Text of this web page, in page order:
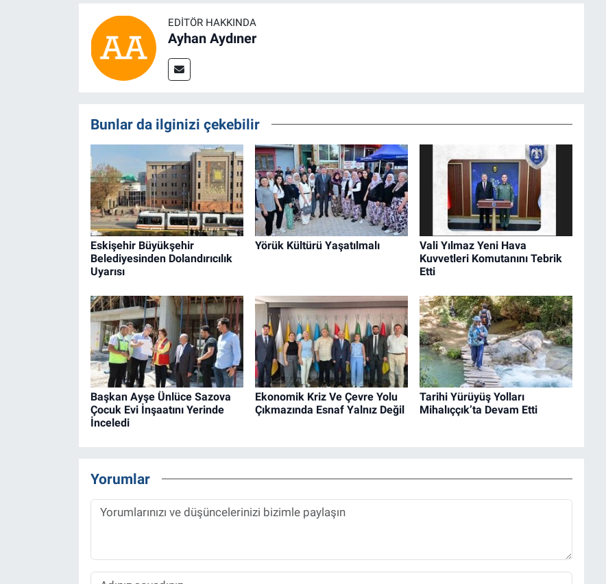
EDITÖR HAKKINDA
Ayhan Aydıner
Bunlar da ilginizi çekebilir
Eskişehir Büyükşehir
Belediyesinden Dolandırıcılık
Uyarısı
Yörük Kültürü Yaşatılmalı
Vali Yılmaz Yeni Hava
Kuvvetleri Komutanını Tebrik
Etti
Başkan Ayşe Ünlüce Sazova
Çocuk Evi İnşaatını Yerinde
İnceledi
Ekonomik Kriz Ve Çevre Yolu
Çıkmazında Esnaf Yalnız Değil
Tarihi Yürüyüş Yolları
Mihalıççık’ta Devam Etti
Yorumlar